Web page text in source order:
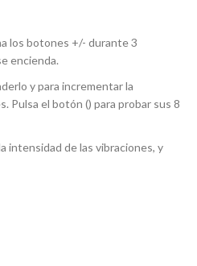
los botones +/- durante 3
encienda.
y para incrementar la
Pulsa el botón () para probar sus 8
intensidad de las vibraciones, y